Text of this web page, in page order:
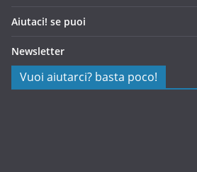
Aiutaci! se puoi
Newsletter
Vuoi aiutarci? basta poco!